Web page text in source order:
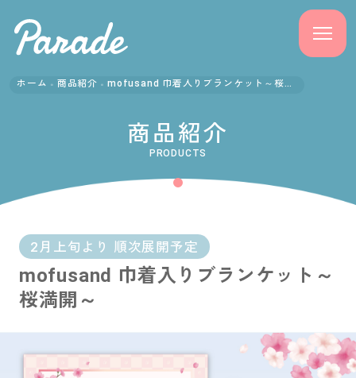
よくある質問
会社概要
採用情報
お問い合わせ
ホーム 商品紹介 mofusand 巾着入りブランケット～桜満開～
商品紹介
PRODUCTS
2月上旬より 順次展開予定
mofusand 巾着入りブランケット～
桜満開～